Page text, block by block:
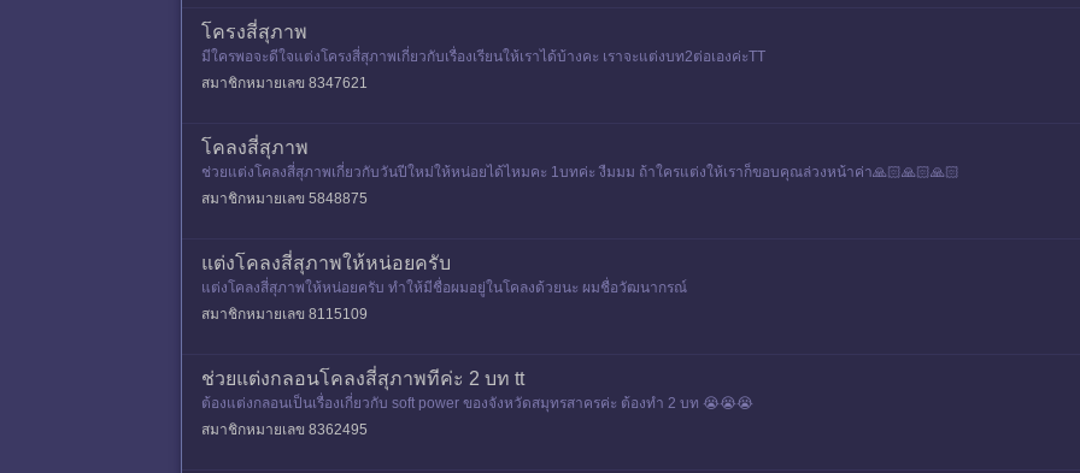
โครงสี่สุภาพ
มีใครพอจะดีใจแต่งโครงสี่สุภาพเกี่ยวกับเรื่องเรียนให้เราได้บ้างคะ เราจะแต่งบท2ต่อเองค่ะTT
สมาชิกหมายเลข 8347621
โคลงสี่สุภาพ
ช่วยแต่งโคลงสี่สุภาพเกี่ยวกับวันปีใหม่ให้หน่อยได้ไหมคะ 1บทค่ะ งืมมม ถ้าใครแต่งให้เราก็ขอบคุณล่วงหน้าค่า🙏🏻🙏🏻🙏🏻
สมาชิกหมายเลข 5848875
แต่งโคลงสี่สุภาพให้หน่อยครับ
แต่งโคลงสี่สุภาพให้หน่อยครับ ทำให้มีชื่อผมอยู่ในโคลงด้วยนะ ผมชื่อวัฒนากรณ์​
สมาชิกหมายเลข 8115109
ช่วยแต่งกลอนโคลงสี่สุภาพทีค่ะ 2 บท tt
ต้องแต่งกลอนเป็นเรื่องเกี่ยวกับ soft power ของจังหวัดสมุทรสาครค่ะ ต้องทำ 2 บท 😭😭😭
สมาชิกหมายเลข 8362495